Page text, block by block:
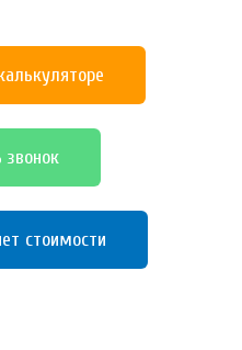
звонок
стоимости